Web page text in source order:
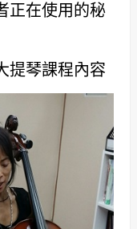
正在使用的秘
提琴課程內容